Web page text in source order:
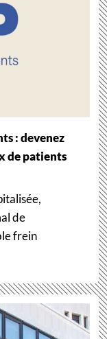
: devenez
de patients
de
frein